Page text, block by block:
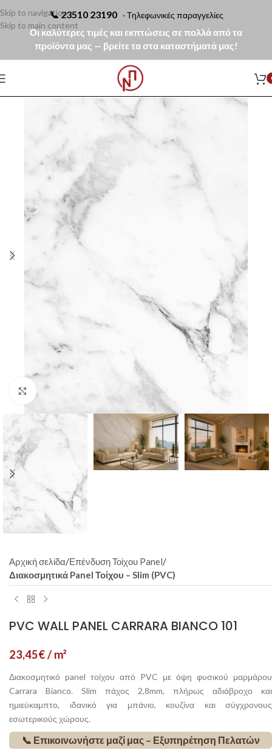
📞23510 23190 · Τηλεφωνικές παραγγελίες
Οι καλύτερες τιμές και εκπτώσεις σε πολλά από τα
προϊόντα μας — βρείτε τα στα καταστήματά μας!
Skip to navigation
Skip to main content
Click to enlarge
Αρχική σελίδα Επένδυση Τοίχου Panel
Διακοσμητικά Panel Τοίχου – Slim (PVC)
PVC WALL PANEL CARRARA BIANCO 101
23,45€/ m²
Διακοσμητικό panel τοίχου από PVC με όψη φυσικού μαρμάρου
Carrara Bianco. Slim πάχος 2,8mm, πλήρως αδιάβροχο και
ημιεύκαμπτο, ιδανικό για μπάνιο, κουζίνα και σύγχρονους
εσωτερικούς χώρους.
📞 Επικοινωνήστε μαζί μας – Εξυπηρέτηση Πελατών